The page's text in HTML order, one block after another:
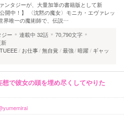
ンタジーが、大量加筆の書籍版として新
開中！】 〈沈黙の魔女〉モニカ・エヴァレッ
界唯一の魔術師で、伝説…
ー 連載中 32話
70,790文字
お仕事 無自覚 最強 暗躍
ギャッ
で彼女の頭を埋め尽くしてやりた